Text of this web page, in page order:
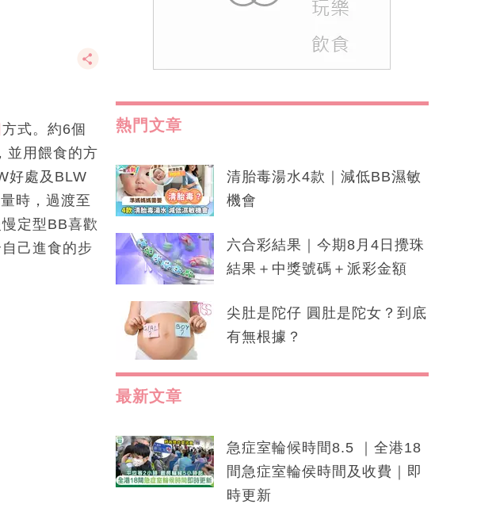
方式。約6個
並用餵食的方
好處及BLW
時，過渡至
定型BB喜歡
己進食的步
熱門文章
清胎毒湯水4款｜減低BB濕敏
機會
六合彩結果｜今期8月4日攪珠
結果＋中獎號碼＋派彩金額
尖肚是陀仔 圓肚是陀女？到底
有無根據？
最新文章
急症室輪候時間8.5 ｜全港18
間急症室輪侯時間及收費｜即
時更新